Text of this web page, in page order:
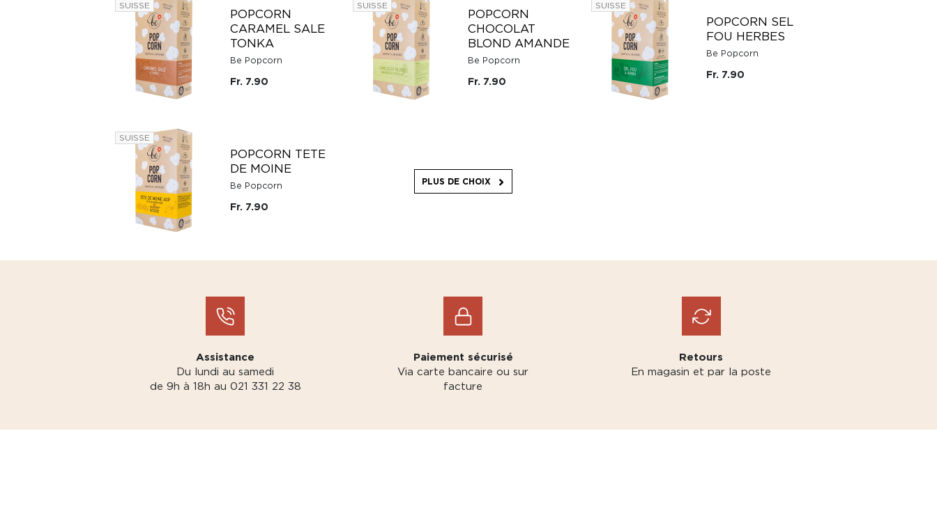
SUISSE
POPCORN
CARAMEL SALE
TONKA
Be Popcorn
Fr. 7.90
SUISSE
POPCORN
CHOCOLAT
BLOND AMANDE
Be Popcorn
Fr. 7.90
SUISSE
POPCORN SEL
FOU HERBES
Be Popcorn
Fr. 7.90
SUISSE
POPCORN TETE
DE MOINE
Be Popcorn
Fr. 7.90
PLUS DE CHOIX
Assistance
Du lundi au samedi
de 9h à 18h au 021 331 22 38
Paiement sécurisé
Via carte bancaire ou sur
facture
Retours
En magasin et par la poste